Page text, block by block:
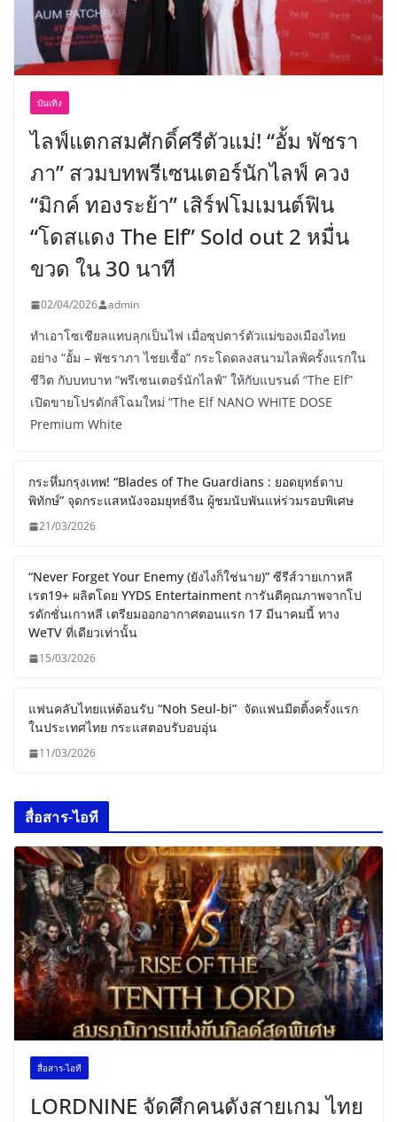
บันเทิง
ไลฟ์แตกสมศักดิ์ศรีตัวแม่! “อั้ม พัชรา
ภา” สวมบทพรีเซนเตอร์นักไลฟ์ ควง
“มิกค์ ทองระย้า” เสิร์ฟโมเมนต์ฟิน
“โดสแดง The Elf” Sold out 2 หมื่น
ขวด ใน 30 นาที
02/04/2026 admin
ทำเอาโซเชียลแทบลุกเป็นไฟ เมื่อซุปตาร์ตัวแม่ของเมืองไทย
อย่าง “อั้ม – พัชราภา ไชยเชื้อ” กระโดดลงสนามไลฟ์ครั้งแรกใน
ชีวิต กับบทบาท “พรีเซนเตอร์นักไลฟ์” ให้กับแบรนด์ “The Elf”
เปิดขายโปรดักส์โฉมใหม่ “The Elf NANO WHITE DOSE
Premium White
กระหึ่มกรุงเทพ! “Blades of The Guardians : ยอดยุทธ์ดาบ
พิทักษ์” จุดกระแสหนังจอมยุทธ์จีน ผู้ชมนับพันแห่ร่วมรอบพิเศษ
21/03/2026
“Never Forget Your Enemy (ยังไงก็ใช่นาย)” ซีรีส์วายเกาหลี
เรต19+ ผลิตโดย YYDS Entertainment การันตีคุณภาพจากโป
รดักชั่นเกาหลี เตรียมออกอากาศตอนแรก 17 มีนาคมนี้ ทาง
WeTV ที่เดียวเท่านั้น
15/03/2026
แฟนคลับไทยแห่ต้อนรับ “Noh Seul-bi” จัดแฟนมีตติ้งครั้งแรก
ในประเทศไทย กระแสตอบรับอบอุ่น
11/03/2026
สื่อสาร-ไอที
สื่อสาร-ไอที
LORDNINE จัดศึกคนดังสายเกม ไทย